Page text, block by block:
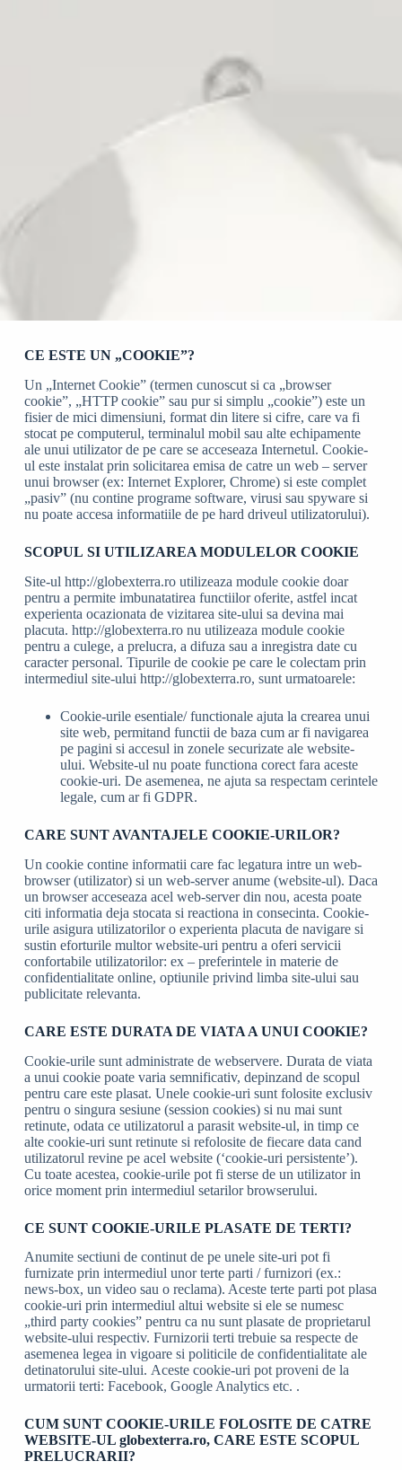
CE ESTE UN „COOKIE”?
Un „Internet Cookie” (termen cunoscut si ca „browser
cookie”, „HTTP cookie” sau pur si simplu „cookie”) este un
fisier de mici dimensiuni, format din litere si cifre, care va fi
stocat pe computerul, terminalul mobil sau alte echipamente
ale unui utilizator de pe care se acceseaza Internetul. Cookie-
ul este instalat prin solicitarea emisa de catre un web – server
unui browser (ex: Internet Explorer, Chrome) si este complet
„pasiv” (nu contine programe software, virusi sau spyware si
nu poate accesa informatiile de pe hard driveul utilizatorului).
SCOPUL SI UTILIZAREA MODULELOR COOKIE
Site-ul http://globexterra.ro utilizeaza module cookie doar
pentru a permite imbunatatirea functiilor oferite, astfel incat
experienta ocazionata de vizitarea site-ului sa devina mai
placuta. http://globexterra.ro nu utilizeaza module cookie
pentru a culege, a prelucra, a difuza sau a inregistra date cu
caracter personal. Tipurile de cookie pe care le colectam prin
intermediul site-ului http://globexterra.ro, sunt urmatoarele:
Cookie-urile esentiale/ functionale ajuta la crearea unui
site web, permitand functii de baza cum ar fi navigarea
pe pagini si accesul in zonele securizate ale website-
ului. Website-ul nu poate functiona corect fara aceste
cookie-uri. De asemenea, ne ajuta sa respectam cerintele
legale, cum ar fi GDPR.
CARE SUNT AVANTAJELE COOKIE-URILOR?
Un cookie contine informatii care fac legatura intre un web-
browser (utilizator) si un web-server anume (website-ul). Daca
un browser acceseaza acel web-server din nou, acesta poate
citi informatia deja stocata si reactiona in consecinta. Cookie-
urile asigura utilizatorilor o experienta placuta de navigare si
sustin eforturile multor website-uri pentru a oferi servicii
confortabile utilizatorilor: ex – preferintele in materie de
confidentialitate online, optiunile privind limba site-ului sau
publicitate relevanta.
CARE ESTE DURATA DE VIATA A UNUI COOKIE?
Cookie-urile sunt administrate de webservere. Durata de viata
a unui cookie poate varia semnificativ, depinzand de scopul
pentru care este plasat. Unele cookie-uri sunt folosite exclusiv
pentru o singura sesiune (session cookies) si nu mai sunt
retinute, odata ce utilizatorul a parasit website-ul, in timp ce
alte cookie-uri sunt retinute si refolosite de fiecare data cand
utilizatorul revine pe acel website (‘cookie-uri persistente’).
Cu toate acestea, cookie-urile pot fi sterse de un utilizator in
orice moment prin intermediul setarilor browserului.
CE SUNT COOKIE-URILE PLASATE DE TERTI?
Anumite sectiuni de continut de pe unele site-uri pot fi
furnizate prin intermediul unor terte parti / furnizori (ex.:
news-box, un video sau o reclama). Aceste terte parti pot plasa
cookie-uri prin intermediul altui website si ele se numesc
„third party cookies” pentru ca nu sunt plasate de proprietarul
website-ului respectiv. Furnizorii terti trebuie sa respecte de
asemenea legea in vigoare si politicile de confidentialitate ale
detinatorului site-ului. Aceste cookie-uri pot proveni de la
urmatorii terti: Facebook, Google Analytics etc. .
CUM SUNT COOKIE-URILE FOLOSITE DE CATRE
WEBSITE-UL globexterra.ro, CARE ESTE SCOPUL
PRELUCRARII?